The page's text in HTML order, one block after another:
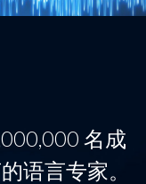
名成
语言专家。